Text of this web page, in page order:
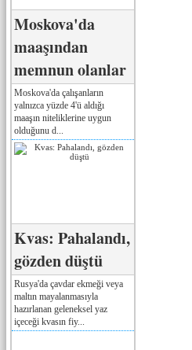
Moskova'da
maaşından
memnun olanlar
Moskova'da çalışanların
yalnızca yüzde 4'ü aldığı
maaşın niteliklerine uygun
olduğunu d...
Kvas: Pahalandı,
gözden düştü
Rusya'da çavdar ekmeği veya
maltın mayalanmasıyla
hazırlanan geleneksel yaz
içeceği kvasın fiy...